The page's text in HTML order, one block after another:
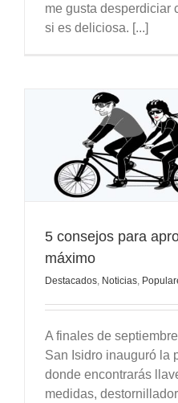
me gusta desperdiciar
si es deliciosa. [...]
5 consejos para
máximo
Destacados Noticias
A finales de
San Isidro inauguró la
donde encontrarás
medidas,